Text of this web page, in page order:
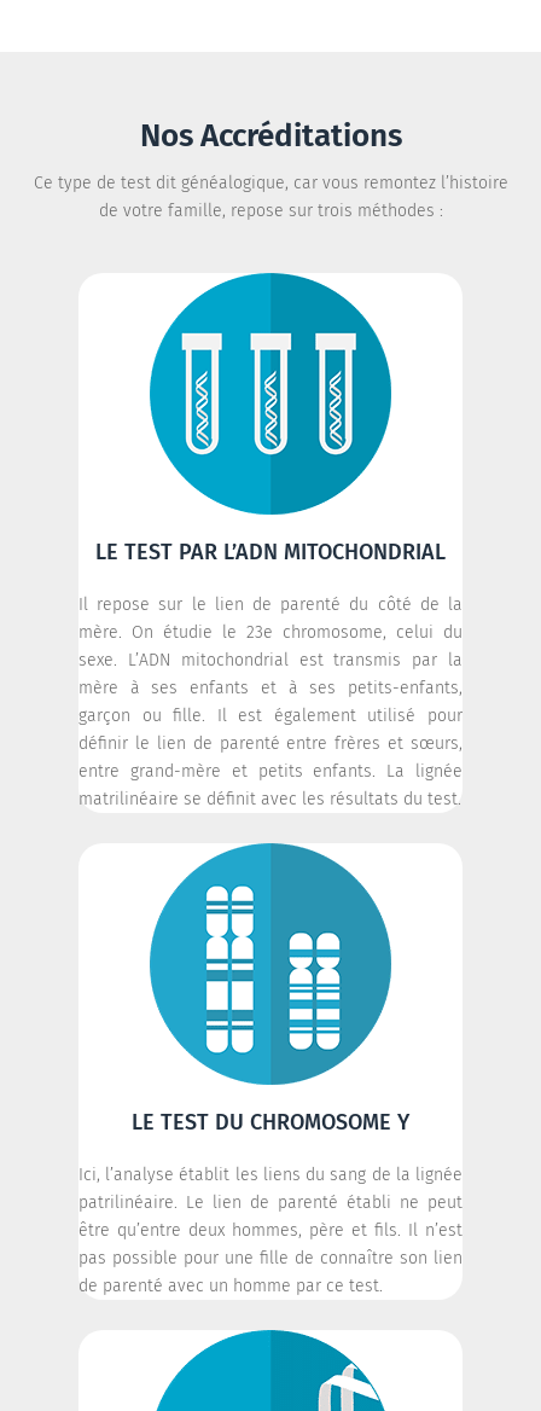
Nos Accréditations
Ce type de test dit généalogique, car vous remontez l’histoire
de votre famille, repose sur trois méthodes :
LE TEST PAR L’ADN MITOCHONDRIAL
Il repose sur le lien de parenté du côté de la
mère. On étudie le 23e chromosome, celui du
sexe. L’ADN mitochondrial est transmis par la
mère à ses enfants et à ses petits-enfants,
garçon ou fille. Il est également utilisé pour
définir le lien de parenté entre frères et sœurs,
entre grand-mère et petits enfants. La lignée
matrilinéaire se définit avec les résultats du test.
LE TEST DU CHROMOSOME Y
Ici, l’analyse établit les liens du sang de la lignée
patrilinéaire. Le lien de parenté établi ne peut
être qu’entre deux hommes, père et fils. Il n’est
pas possible pour une fille de connaître son lien
de parenté avec un homme par ce test.